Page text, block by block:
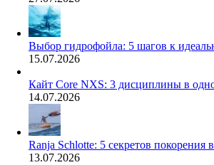
Выбор гидрофойла: 5 шагов к
15.07.2026
Кайт Core NXS: 3 дисциплины в
14.07.2026
Ranja Schlotte: 5 секретов покорения
13.07.2026